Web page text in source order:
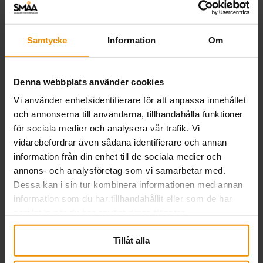
Samtycke Information Om
Denna webbplats använder cookies
Vi använder enhetsidentifierare för att anpassa innehållet
och annonserna till användarna, tillhandahålla funktioner
för sociala medier och analysera vår trafik. Vi
vidarebefordrar även sådana identifierare och annan
information från din enhet till de sociala medier och
annons- och analysföretag som vi samarbetar med.
Dessa kan i sin tur kombinera informationen med annan
information som du har tillhandahållit eller som de har
Tillåt alla
tidrapport eller…
Läs mer
SMÅA i Almedalen 2026
03 juli, 2026